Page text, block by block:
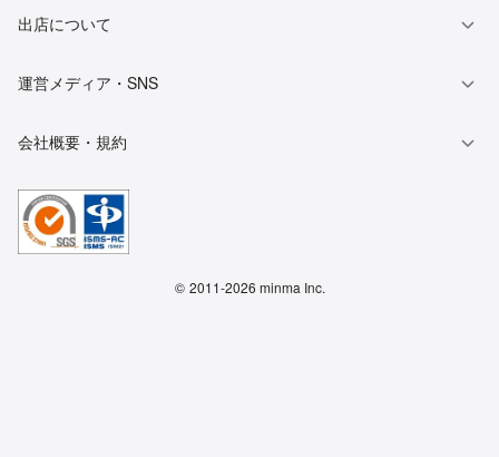
出店について
運営メディア・SNS
会社概要・規約
© 2011-2026 minma Inc.